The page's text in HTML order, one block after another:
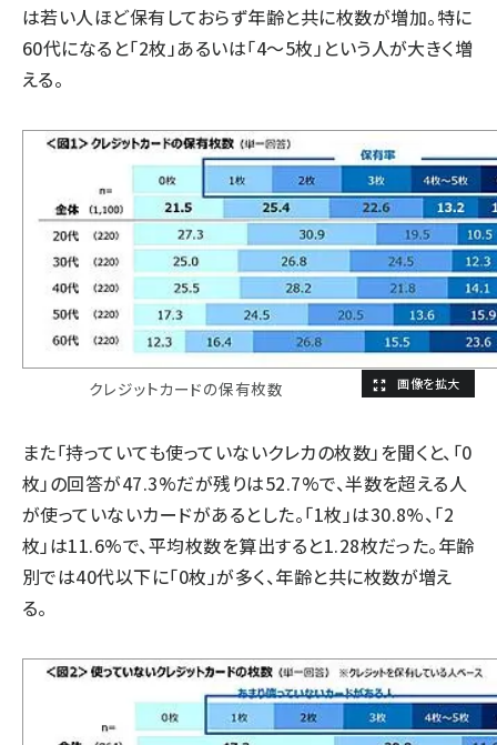
は若い人ほど保有しておらず年齢と共に枚数が増加。特に
60代になると「2枚」あるいは「4～5枚」という人が大きく増
える。
クレジットカードの保有枚数
また「持っていても使っていないクレカの枚数」を聞くと、「0
枚」の回答が47.3%だが残りは52.7%で、半数を超える人
が使っていないカードがあるとした。「1枚」は30.8%、「2
枚」は11.6%で、平均枚数を算出すると1.28枚だった。年齢
別では40代以下に「0枚」が多く、年齢と共に枚数が増え
る。